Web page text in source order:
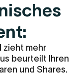
zieht mehr
beurteilt Ihren
und Shares.